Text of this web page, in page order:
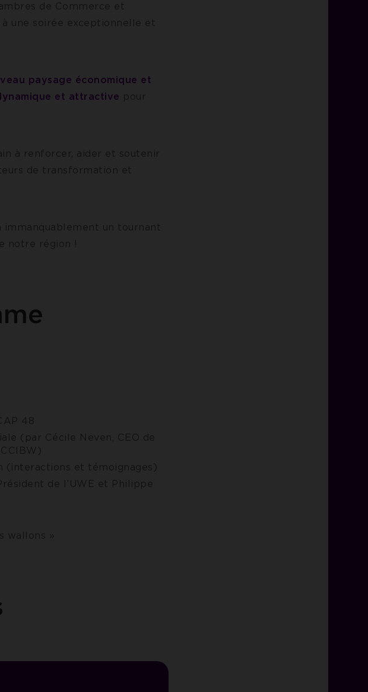
de Commerce et
une soirée exceptionnelle et
paysage économique et
et attractive pour
à renforcer, aider et soutenir
de transformation et
immanquablement un tournant
notre région !
48
(par Cécile Neven, CEO de
(interactions et témoignages)
de l’UWE et Philippe
»